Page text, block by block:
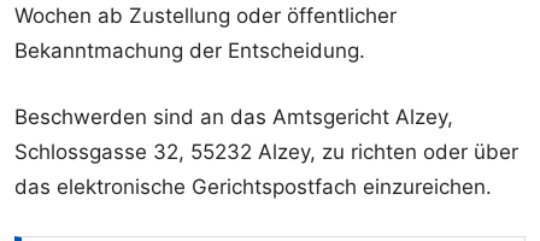
Wochen ab Zustellung oder öffentlicher
Bekanntmachung der Entscheidung.
Beschwerden sind an das Amtsgericht Alzey,
Schlossgasse 32, 55232 Alzey, zu richten oder über
das elektronische Gerichtspostfach einzureichen.